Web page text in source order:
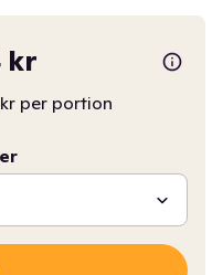
kr
per portion